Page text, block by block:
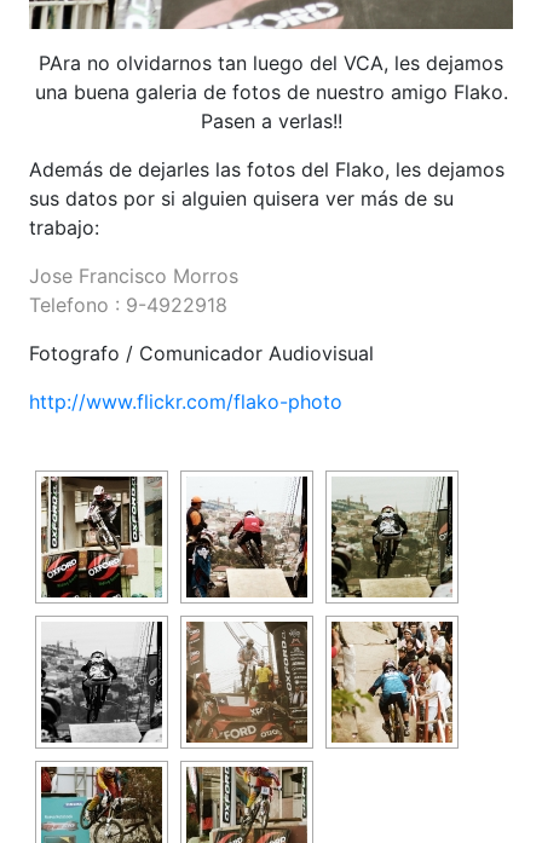
PAra no olvidarnos tan luego del VCA, les dejamos
una buena galeria de fotos de nuestro amigo Flako.
Pasen a verlas!!
Además de dejarles las fotos del Flako, les dejamos
sus datos por si alguien quisera ver más de su
trabajo:
Jose Francisco Morros
Telefono : 9-4922918
Fotografo / Comunicador Audiovisual
http://www.flickr.com/flako-photo